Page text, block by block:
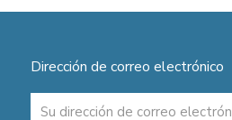
Dirección de correo electrónico